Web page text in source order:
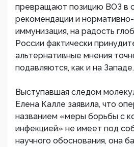
превращают позицию ВОЗ в
рекомендации и
иммунизация, на радость
России фактически
альтернативные мнения
подавляются, как и на Западе.
Выступавшая следом
Елена Калле заявила, что
названием «меры борьбы с
инфекцией» не имеет под
научного обоснования, она